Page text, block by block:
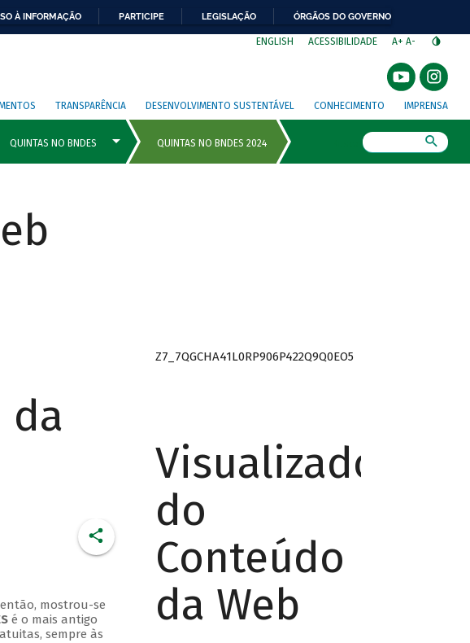
À INFORMAÇÃO PARTICIPE LEGISLAÇÃO ÓRGÃOS DO GOVERNO
ENGLISH ACESSIBILIDADE A+ A-
TRANSPARÊNCIA DESENVOLVIMENTO SUSTENTÁVEL CONHECIMENTO IMPRENSA
da
mostrou-se
é o mais antigo
sempre às
Z7_7QGCHA41L0RP906P422Q9Q0EO5
Visualizador
do
Conteúdo
da Web